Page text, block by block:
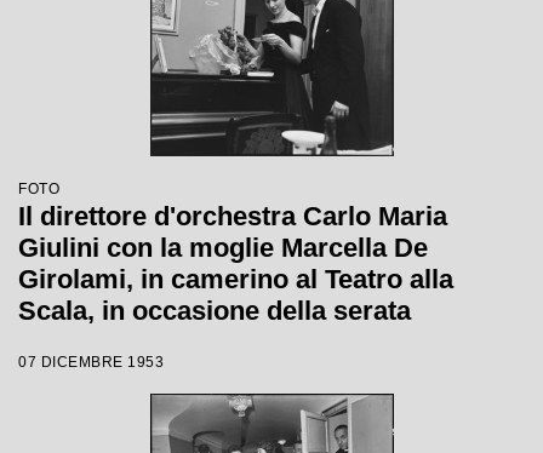
FOTO
Il direttore d'orchestra Carlo Maria
Giulini con la moglie Marcella De
Girolami, in camerino al Teatro alla
Scala, in occasione della serata
1954 con l'opera "La Wally", di Alfredo
Catalani, con la regia di Tatiana Pavlova
e la direzione di Giulini stesso
07 DICEMBRE 1953